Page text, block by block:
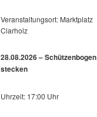
Veranstaltungsort: Marktplatz
Clarholz
28.08.2026 – Schützenbogen
stecken
Uhrzeit: 17:00 Uhr